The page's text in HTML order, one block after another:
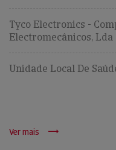
Tyco Electronics -
Electromecânicos, Lda
Unidade Local De
Ver mais